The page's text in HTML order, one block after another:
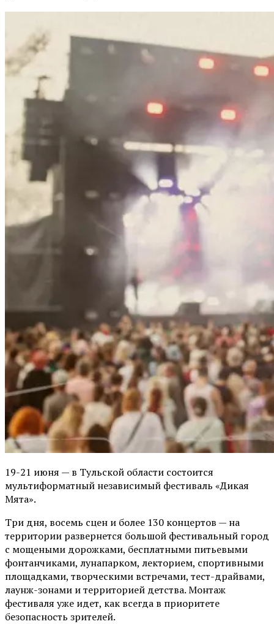
19-21 июня — в Тульской области состоится
мультиформатный независимый фестиваль «Дикая
Мята».
Три дня, восемь сцен и более 130 концертов — на
территории развернется большой фестивальный город
с мощеными дорожками, бесплатными питьевыми
фонтанчиками, лунапарком, лекторием, спортивными
площадками, творческими встречами, тест-драйвами,
лаунж-зонами и территорией детства. Монтаж
фестиваля уже идет, как всегда в приоритете
безопасность зрителей.